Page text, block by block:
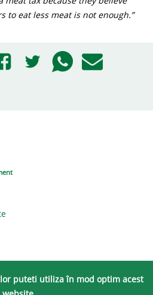
to eat less meat is not enough.”
puteti utiliza în mod optim acest